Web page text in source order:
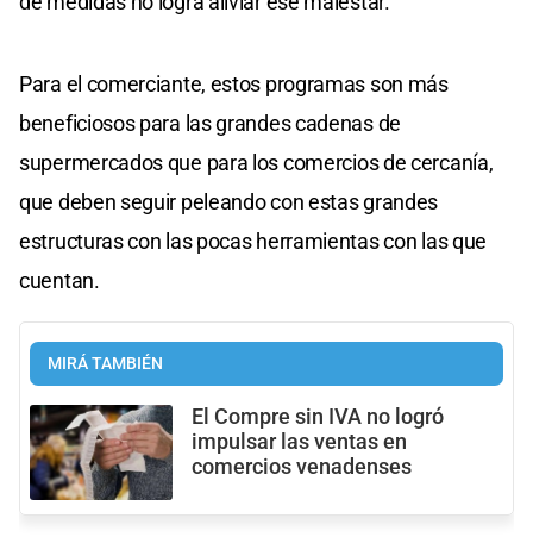
Para el comerciante, estos programas son más
beneficiosos para las grandes cadenas de
supermercados que para los comercios de cercanía,
que deben seguir peleando con estas grandes
estructuras con las pocas herramientas con las que
cuentan.
MIRÁ TAMBIÉN
El Compre sin IVA no logró
impulsar las ventas en
comercios venadenses